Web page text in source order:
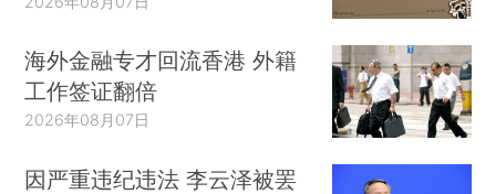
海外金融专才回流香港 外籍
工作签证翻倍
2026年08月07日
因严重违纪违法 李云泽被罢